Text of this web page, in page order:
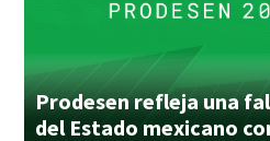
Prodesen refleja una